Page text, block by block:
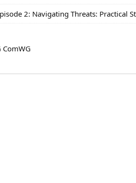
2: Navigating Threats: Practical
ComWG